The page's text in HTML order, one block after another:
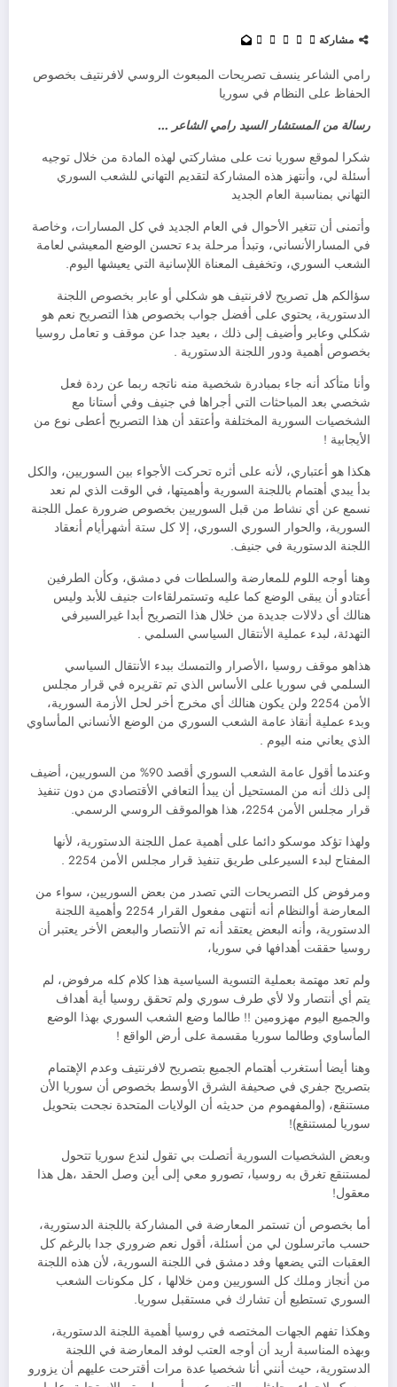
مشاركة
رامي الشاعر ينسف تصريحات المبعوث الروسي لافرنتيف بخصوص
الحفاظ على النظام في سوريا
رسالة من المستشار السيد رامي الشاعر …
شكرا لموقع سوريا نت على مشاركتي لهذه المادة من خلال توجيه
أسئلة لي، وأنتهز هذه المشاركة لتقديم التهاني للشعب السوري
التهاني بمناسبة العام الجديد
وأتمنى أن تتغير الأحوال في العام الجديد في كل المسارات، وخاصة
في المسارالأنساني، وتبدأ مرحلة بدء تحسن الوضع المعيشي لعامة
الشعب السوري، وتخفيف المعناة اللإسانية التي يعيشها اليوم.
سؤالكم هل تصريح لافرنتيف هو شكلي أو عابر بخصوص اللجنة
الدستورية، يحتوي على أفضل جواب بخصوص هذا التصريح نعم هو
شكلي وعابر وأضيف إلى ذلك ، بعيد جدا عن موقف و تعامل روسيا
بخصوص أهمية ودور اللجنة الدستورية .
وأنا متأكد أنه جاء بمبادرة شخصية منه ناتجه ربما عن ردة فعل
شخصي بعد المباحثات التي أجراها في جنيف وفي أستانا مع
الشخصيات السورية المختلفة وأعتقد أن هذا التصريح أعطى نوع من
الأيجابية !
هكذا هو أعتباري، لأنه على أثره تحركت الأجواء بين السوريين، والكل
بدأ يبدي أهتمام باللجنة السورية وأهميتها، في الوقت الذي لم نعد
نسمع عن أي نشاط من قبل السوريين بخصوص ضرورة عمل اللجنة
السورية، والحوار السوري السوري، إلا كل ستة أشهرأيام أنعقاد
اللجنة الدستورية في جنيف.
وهنا أوجه اللوم للمعارضة والسلطات في دمشق، وكأن الطرفين
أعتادو أن يبقى الوضع كما عليه وتستمرلقاءات جنيف للأبد وليس
هنالك أي دلالات جديدة من خلال هذا التصريح أبدا غيرالسيرفي
التهدئة، لبدء عملية الأنتقال السياسي السلمي .
هذاهو موقف روسيا ،الأصرار والتمسك ببدء الأنتقال السياسي
السلمي في سوريا على الأساس الذي تم تقريره في قرار مجلس
الأمن 2254 ولن يكون هنالك أي مخرج أخر لحل الأزمة السورية،
وبدء عملية أنقاذ عامة الشعب السوري من الوضع الأنساني المأساوي
الذي يعاني منه اليوم .
وعندما أقول عامة الشعب السوري أقصد 90% من السوريين، أضيف
إلى ذلك أنه من المستحيل أن يبدأ التعافي الأقتصادي من دون تنفيذ
قرار مجلس الأمن 2254، هذا هوالموقف الروسي الرسمي.
ولهذا تؤكد موسكو دائما على أهمية عمل اللجنة الدستورية، لأنها
المفتاح لبدء السيرعلى طريق تنفيذ قرار مجلس الأمن 2254 .
ومرفوض كل التصريحات التي تصدر من بعض السوريين، سواء من
المعارضة أوالنظام أنه أنتهى مفعول القرار 2254 وأهمية اللجنة
الدستورية، وأنه البعض يعتقد أنه تم الأنتصار والبعض الأخر يعتبر أن
روسيا حققت أهدافها في سوريا،
ولم تعد مهتمة بعملية التسوية السياسية هذا كلام كله مرفوض، لم
يتم أي أنتصار ولا لأي طرف سوري ولم تحقق روسيا أية أهداف
والجميع اليوم مهزومين !! طالما وضع الشعب السوري بهذا الوضع
المأساوي وطالما سوريا مقسمة على أرض الواقع !
وهنا أيضا أستغرب أهتمام الجميع بتصريح لافرنتيف وعدم الإهتمام
بتصريح جفري في صحيفة الشرق الأوسط بخصوص أن سوريا الأن
مستنقع، (والمفهموم من حديثه أن الولايات المتحدة نجحت بتحويل
سوريا لمستنقع)!
وبعض الشخصيات السورية أتصلت بي تقول لندع سوريا تتحول
لمستنقع تغرق به روسيا، تصورو معي إلى أين وصل الحقد ،هل هذا
معقول!
أما بخصوص أن تستمر المعارضة في المشاركة باللجنة الدستورية،
حسب ماترسلون لي من أسئلة، أقول نعم ضروري جدا بالرغم كل
العقبات التي يضعها وفد دمشق في اللجنة السورية، لأن هذه اللجنة
من أنجاز وملك كل السوريين ومن خلالها ، كل مكونات الشعب
السوري تستطيع أن تشارك في مستقبل سوريا.
وهكذا تفهم الجهات المختصه في روسيا أهمية اللجنة الدستورية،
وبهذه المناسبة أريد أن أوجه العتب لوفد المعارضة في اللجنة
الدستورية، حيث أنني أنا شخصيا عدة مرات أقترحت عليهم أن يزورو